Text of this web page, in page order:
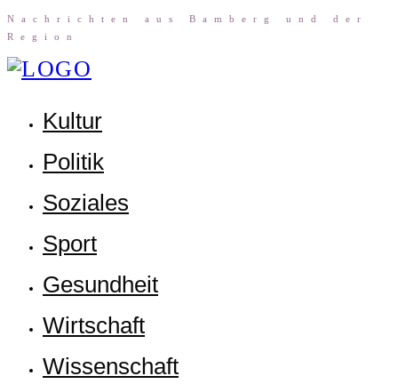
Nach­rich­ten aus Bam­berg und der
Region
Kul­tur
Poli­tik
Sozia­les
Sport
Gesund­heit
Wirt­schaft
Wis­sen­schaft